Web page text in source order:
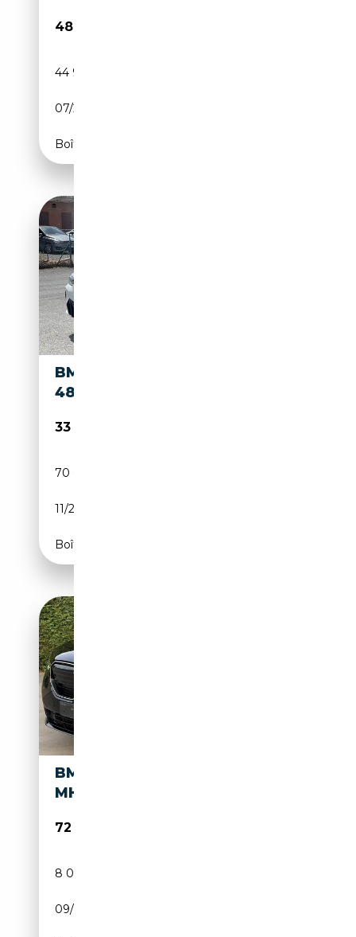
48 888€
44 940 km
07/2023
Boîte automatique
BMW X3 M X3 XDRIVE20D
48V MSPORT
33 000€
70 000 km
11/2021
Boîte automatique
BMW X3 M X3 M50I XDRIVE
MHEV
72 500€
8 000 km
09/2025